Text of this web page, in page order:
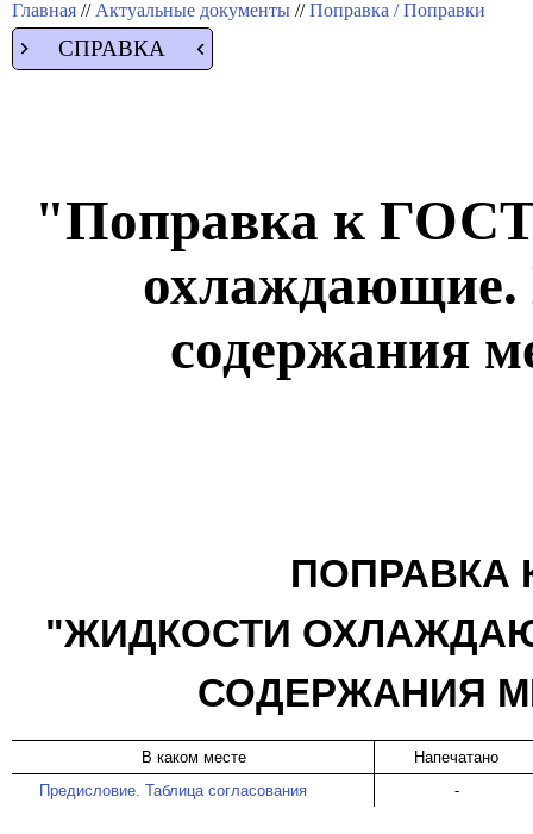
Главная // Актуальные документы //Поправка / Поправки
СПРАВКА
"Поправка к
охлаждающие.
содержания
ПОПРАВКА
"ЖИДКОСТИ
СОДЕРЖАНИЯ
В каком месте
Напечатано
Предисловие. Таблица согласования
-